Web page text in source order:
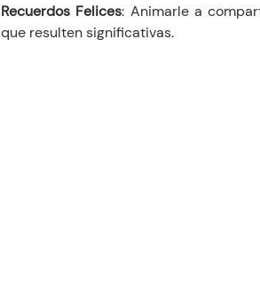
Recuerdos Felices: Animarle a
que resulten significativas.